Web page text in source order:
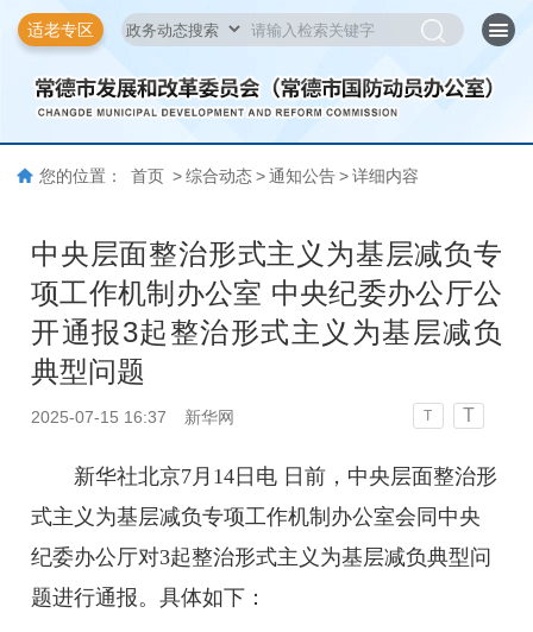
适老专区
您的位置： 首页 > 综合动态 > 通知公告 > 详细内容
中央层面整治形式主义为基层减负专
项工作机制办公室 中央纪委办公厅公
开通报3起整治形式主义为基层减负
典型问题
2025-07-15 16:37 新华网 T T
新华社北京7月14日电 日前，中央层面整治形
式主义为基层减负专项工作机制办公室会同中央
纪委办公厅对3起整治形式主义为基层减负典型问
题进行通报。具体如下：